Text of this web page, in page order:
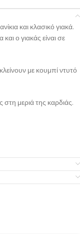
και κλασικό γιακά.
ο γιακάς είναι σε
με κουμπί ντυτό
μεριά της καρδιάς.